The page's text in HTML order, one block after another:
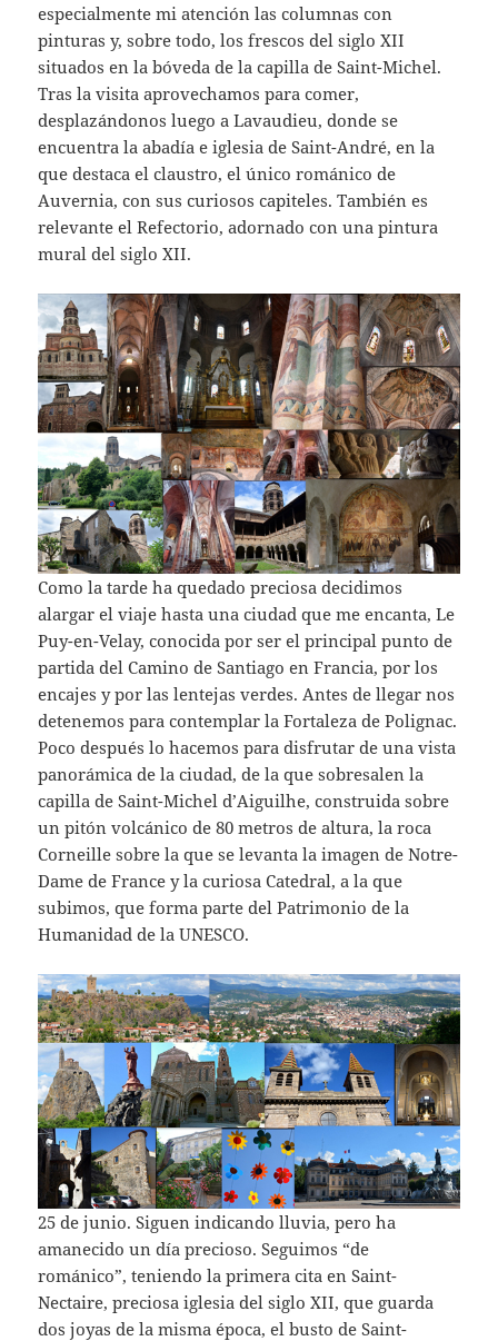
especialmente mi atención las columnas con
pinturas y, sobre todo, los frescos del siglo XII
situados en la bóveda de la capilla de Saint-Michel.
Tras la visita aprovechamos para comer,
desplazándonos luego a Lavaudieu, donde se
encuentra la abadía e iglesia de Saint-André, en la
que destaca el claustro, el único románico de
Auvernia, con sus curiosos capiteles. También es
relevante el Refectorio, adornado con una pintura
mural del siglo XII.
Como la tarde ha quedado preciosa decidimos
alargar el viaje hasta una ciudad que me encanta, Le
Puy-en-Velay, conocida por ser el principal punto de
partida del Camino de Santiago en Francia, por los
encajes y por las lentejas verdes. Antes de llegar nos
detenemos para contemplar la Fortaleza de Polignac.
Poco después lo hacemos para disfrutar de una vista
panorámica de la ciudad, de la que sobresalen la
capilla de Saint-Michel d’Aiguilhe, construida sobre
un pitón volcánico de 80 metros de altura, la roca
Corneille sobre la que se levanta la imagen de Notre-
Dame de France y la curiosa Catedral, a la que
subimos, que forma parte del Patrimonio de la
Humanidad de la UNESCO.
25 de junio. Siguen indicando lluvia, pero ha
amanecido un día precioso. Seguimos “de
románico”, teniendo la primera cita en Saint-
Nectaire, preciosa iglesia del siglo XII, que guarda
dos joyas de la misma época, el busto de Saint-